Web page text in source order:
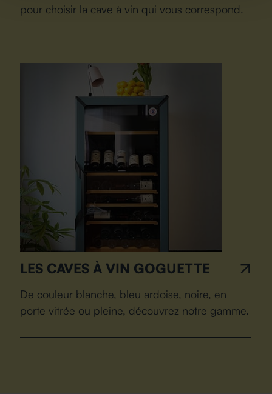
pour choisir la cave à vin qui vous correspond.
LES CAVES À VIN GOGUETTE
De couleur blanche, bleu ardoise, noire, en
porte vitrée ou pleine, découvrez notre gamme.